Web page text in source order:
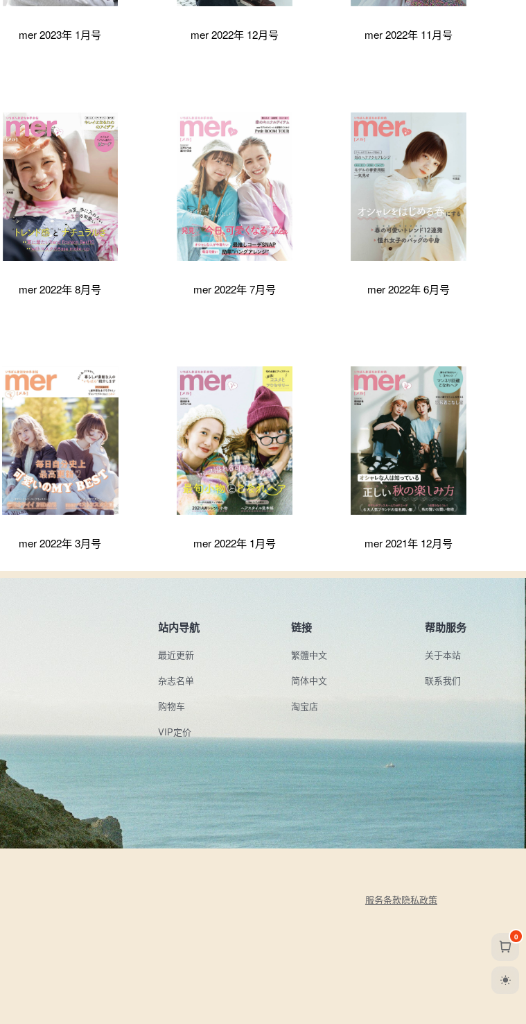
mer 2023年 1月号 mer 2022年 12月号 mer 2022年 11月号
mer 2022年 8月号 mer 2022年 7月号 mer 2022年 6月号
mer 2022年 3月号 mer 2022年 1月号 mer 2021年 12月号
站内导航
最近更新
杂志名单
购物车
VIP定价
链接
繁體中文
简体中文
淘宝店
帮助服务
关于本站
联系我们
服务条款隐私政策
0